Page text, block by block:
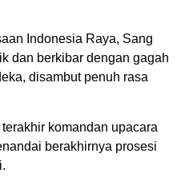
Indonesia Raya, Sang
dan berkibar dengan gagah
disambut penuh rasa
komandan upacara
berakhirnya prosesi